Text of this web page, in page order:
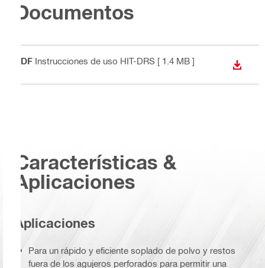
Documentos
PDF Instrucciones de uso HIT-DRS [ 1.4 MB ]
Características &
Aplicaciones
Aplicaciones
Para un rápido y eficiente soplado de polvo y restos
fuera de los agujeros perforados para permitir una